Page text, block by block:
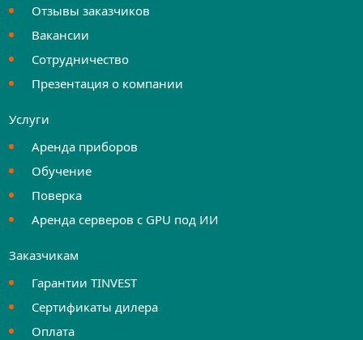
Отзывы заказчиков
Вакансии
Сотрудничество
Презентация о компании
Услуги
Аренда приборов
Обучение
Поверка
Аренда серверов с GPU под ИИ
Заказчикам
Гарантии TINVEST
Сертификаты дилера
Оплата